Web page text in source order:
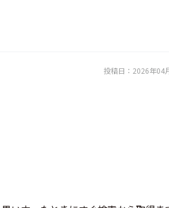
投稿日： 2026年04